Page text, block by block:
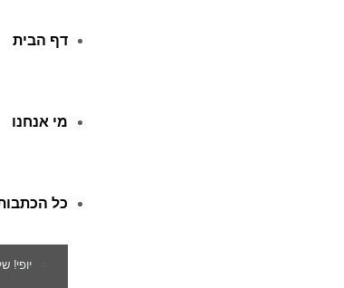
דף הבית
מי אנחנו
כל
יופי!